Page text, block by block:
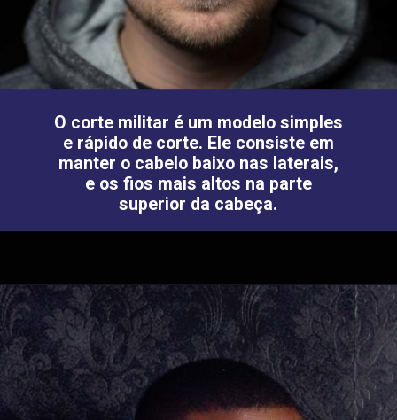
O corte militar é um modelo simples
e rápido de corte. Ele consiste em
manter o cabelo baixo nas laterais,
e os fios mais altos na parte
superior da cabeça.